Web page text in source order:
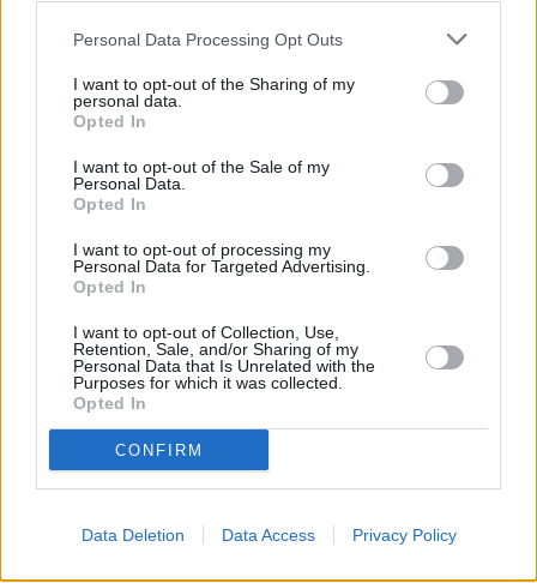
Personal Data Processing Opt Outs
I want to opt-out of the Sharing of my
personal data.
Opted In
I want to opt-out of the Sale of my
Personal Data.
Opted In
I want to opt-out of processing my
Personal Data for Targeted Advertising.
Opted In
I want to opt-out of Collection, Use,
Retention, Sale, and/or Sharing of my
Personal Data that Is Unrelated with the
Purposes for which it was collected.
Opted In
CONFIRM
Data Deletion Data Access Privacy Policy
«αναγνωρίζει το θρησκευτικό στάτους της
Μονής αλλά όχι το ιδιοκτησιακό».